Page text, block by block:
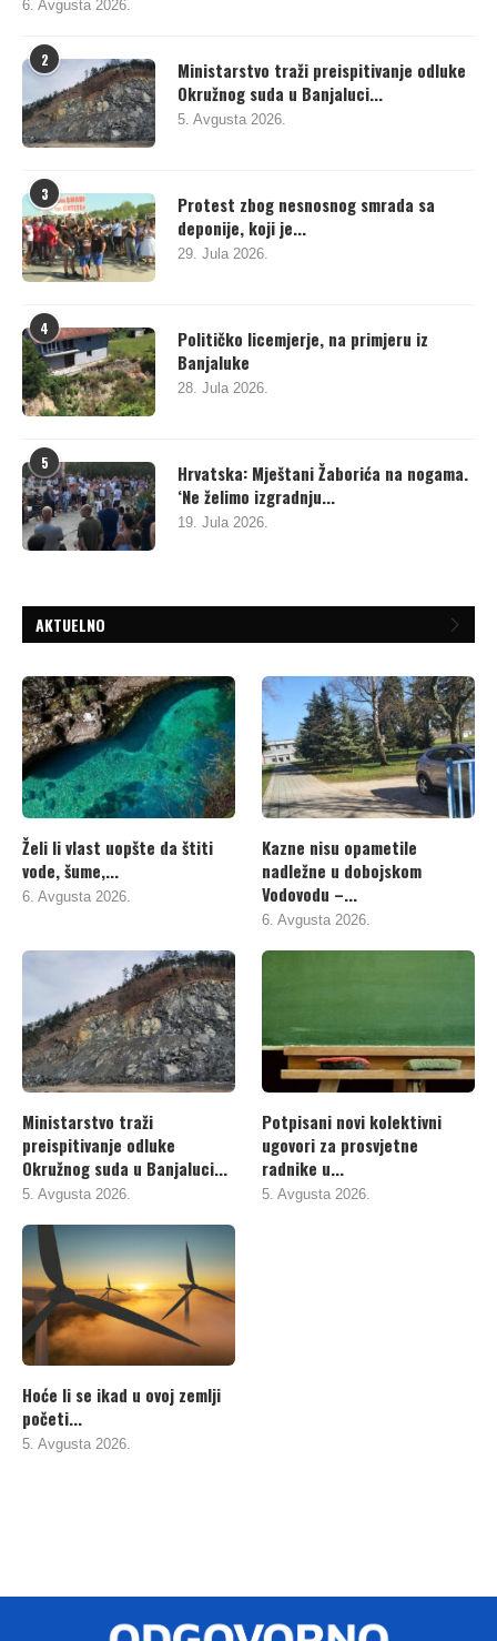
6. Avgusta 2026.
2
Ministarstvo traži preispitivanje odluke
Okružnog suda u Banjaluci...
5. Avgusta 2026.
3
Protest zbog nesnosnog smrada sa
deponije, koji je...
29. Jula 2026.
4
Političko licemjerje, na primjeru iz
Banjaluke
28. Jula 2026.
5
Hrvatska: Mještani Žaborića na nogama.
‘Ne želimo izgradnju...
19. Jula 2026.
AKTUELNO
Želi li vlast uopšte da štiti
vode, šume,...
6. Avgusta 2026.
Kazne nisu opametile
nadležne u dobojskom
Vodovodu –...
6. Avgusta 2026.
Ministarstvo traži
preispitivanje odluke
Okružnog suda u Banjaluci...
5. Avgusta 2026.
Potpisani novi kolektivni
ugovori za prosvjetne
radnike u...
5. Avgusta 2026.
Hoće li se ikad u ovoj zemlji
početi...
5. Avgusta 2026.